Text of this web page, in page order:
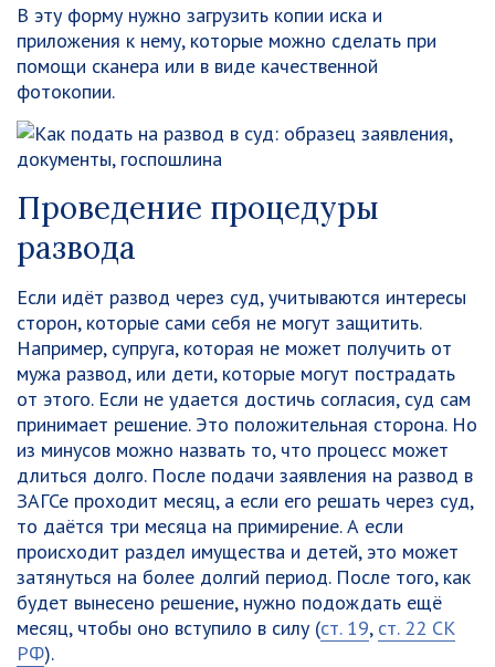
В эту форму нужно загрузить копии иска и
приложения к нему, которые можно сделать при
помощи сканера или в виде качественной
фотокопии.
Проведение процедуры
развода
Если идёт развод через суд, учитываются интересы
сторон, которые сами себя не могут защитить.
Например, супруга, которая не может получить от
мужа развод, или дети, которые могут пострадать
от этого. Если не удается достичь согласия, суд сам
принимает решение. Это положительная сторона. Но
из минусов можно назвать то, что процесс может
длиться долго. После подачи заявления на развод в
ЗАГСе проходит месяц, а если его решать через суд,
то даётся три месяца на примирение.А если
происходит раздел имущества и детей, это может
затянуться на более долгий период. После того, как
будет вынесено решение, нужно подождать ещё
месяц, чтобы оно вступило в силу (ст. 19, ст. 22 СК
РФ).